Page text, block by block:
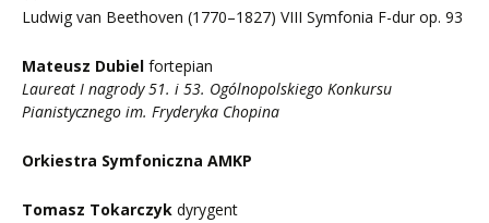
Ludwig van Beethoven (1770–1827) VIII Symfonia F-dur op. 93
Mateusz Dubiel fortepian
Laureat I nagrody 51. i 53. Ogólnopolskiego Konkursu
Pianistycznego im. Fryderyka Chopina
Orkiestra Symfoniczna AMKP
Tomasz Tokarczyk dyrygent